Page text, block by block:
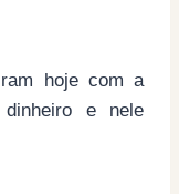
hoje com a
e nele